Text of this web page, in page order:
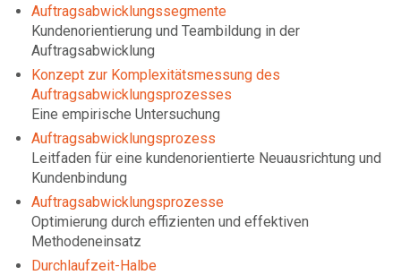
Auftragsabwicklungssegmente
Kundenorientierung und Teambildung in der
Auftragsabwicklung
Konzept zur Komplexitätsmessung des
Auftragsabwicklungsprozesses
Eine empirische Untersuchung
Auftragsabwicklungsprozess
Leitfaden für eine kundenorientierte Neuausrichtung und
Kundenbindung
Auftragsabwicklungsprozesse
Optimierung durch effizienten und effektiven
Methodeneinsatz
Durchlaufzeit-Halbe